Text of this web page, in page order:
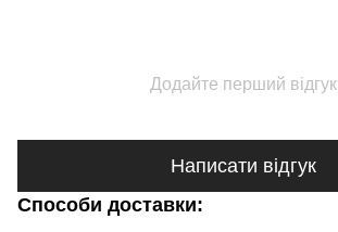
Додайте перший відгук
Написати відгук
Способи доставки: